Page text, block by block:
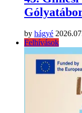
by hágyé
Felhívások